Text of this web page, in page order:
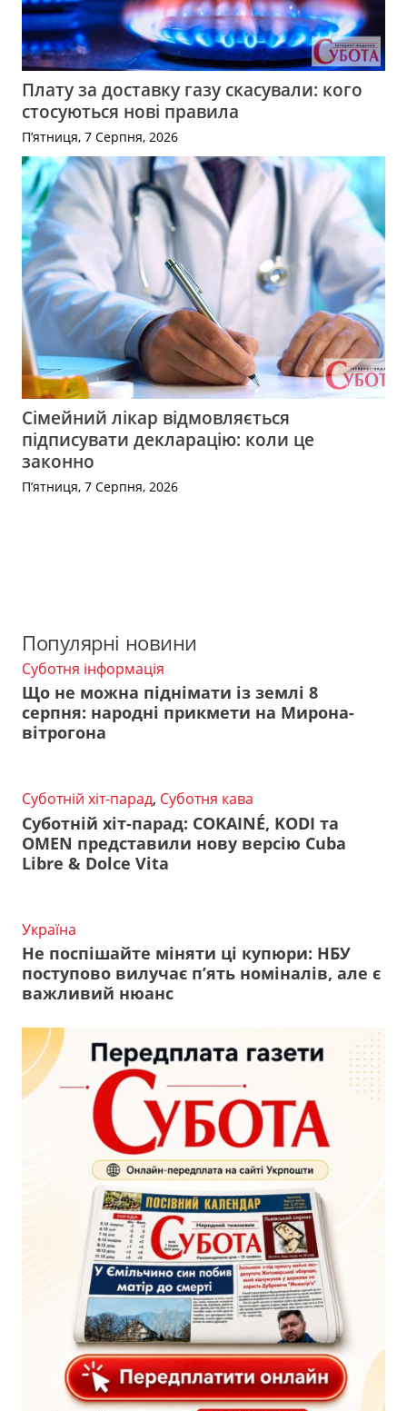
Плату за доставку газу скасували: кого
стосуються нові правила
П’ятниця, 7 Серпня, 2026
Сімейний лікар відмовляється
підписувати декларацію: коли це
законно
П’ятниця, 7 Серпня, 2026
Популярні новини
Суботня інформація
Що не можна піднімати із землі 8
серпня: народні прикмети на Мирона-
вітрогона
Суботній хіт-парад, Суботня кава
Суботній хіт-парад: COKAINÉ, KODI та
OMEN представили нову версію Cuba
Libre & Dolce Vita
Україна
Не поспішайте міняти ці купюри: НБУ
поступово вилучає п’ять номіналів, але є
важливий нюанс